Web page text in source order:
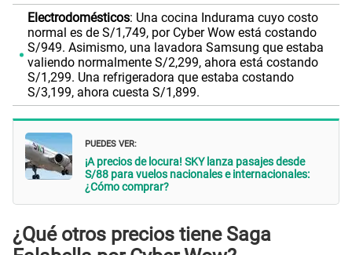
Electrodomésticos: Una cocina Indurama cuyo costo
normal es de S/1,749, por Cyber Wow está costando
S/949. Asimismo, una lavadora Samsung que estaba
valiendo normalmente S/2,299, ahora está costando
S/1,299. Una refrigeradora que estaba costando
S/3,199, ahora cuesta S/1,899.
PUEDES VER:
¡A precios de locura! SKY lanza pasajes desde
S/88 para vuelos nacionales e internacionales:
¿Cómo comprar?
¿Qué otros precios tiene Saga